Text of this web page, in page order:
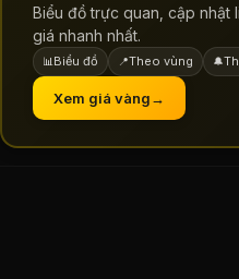
Biểu đồ trực quan, cập nhật
giá nhanh nhất.
📊 Biểu đồ 📍Theo vùng 🔔
Xem giá vàng→